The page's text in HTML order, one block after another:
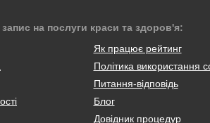
на послуги краси та здоров'я:
Як працює рейтинг
Політика використання
Питання-відповідь
Блог
Довідник процедур